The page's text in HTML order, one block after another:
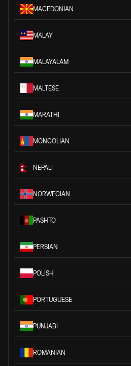
MACEDONIAN
MALAY
MALAYALAM
MALTESE
MARATHI
MONGOLIAN
NEPALI
NORWEGIAN
PASHTO
PERSIAN
POLISH
PORTUGUESE
PUNJABI
ROMANIAN